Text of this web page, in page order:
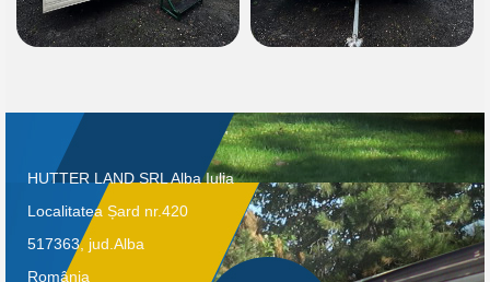
HUTTER LAND SRL Alba Iulia
Localitatea Șard nr.420
517363, jud.Alba
România